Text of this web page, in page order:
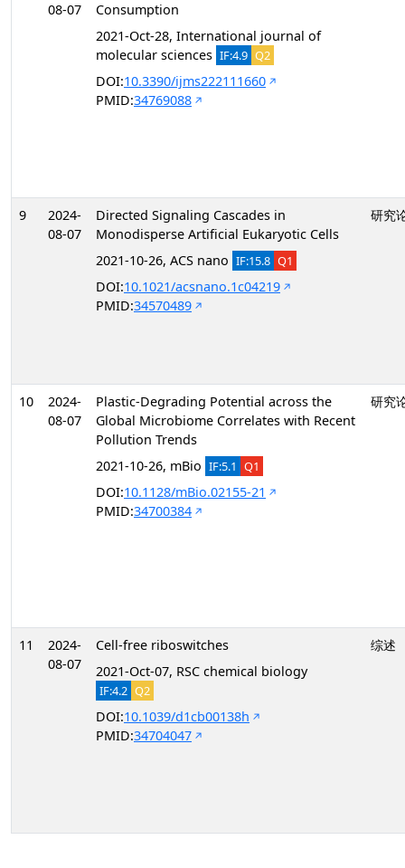
08-07
Consumption
2021-Oct-28, International journal of
molecular sciences IF:4.9 Q2
DOI:10.3390/ijms222111660
PMID:34769088
9
2024-
08-07
Directed Signaling Cascades in
Monodisperse Artificial Eukaryotic Cells
2021-10-26, ACS nano IF:15.8 Q1
DOI:10.1021/acsnano.1c04219
PMID:34570489
研究
10
2024-
08-07
Plastic-Degrading Potential across the
Global Microbiome Correlates with Recent
Pollution Trends
2021-10-26, mBio IF:5.1 Q1
DOI:10.1128/mBio.02155-21
PMID:34700384
研究
11
2024-
08-07
Cell-free riboswitches
2021-Oct-07, RSC chemical biology
IF:4.2 Q2
DOI:10.1039/d1cb00138h
PMID:34704047
综述